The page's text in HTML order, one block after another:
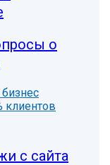
о
клиентов
с сайта